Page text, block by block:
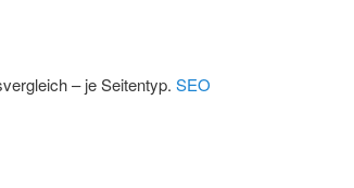
– je Seitentyp. SEO